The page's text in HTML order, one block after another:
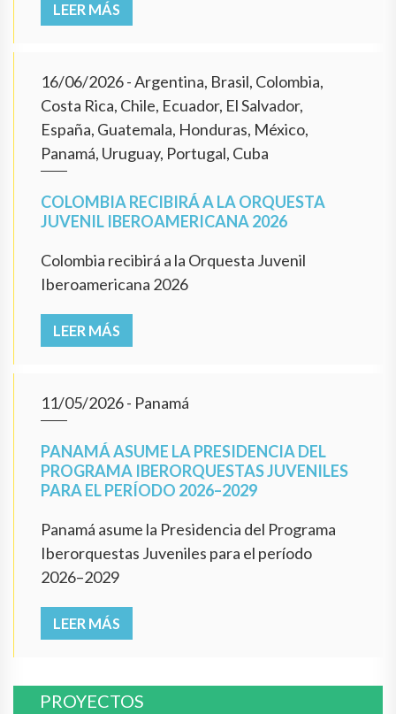
LEER MÁS
16/06/2026- Argentina, Brasil, Colombia,
Costa Rica, Chile, Ecuador, El Salvador,
España, Guatemala, Honduras, México,
Panamá, Uruguay, Portugal, Cuba
COLOMBIA RECIBIRÁ A LA ORQUESTA
JUVENIL IBEROAMERICANA 2026
Colombia recibirá a la Orquesta Juvenil
Iberoamericana 2026
LEER MÁS
11/05/2026- Panamá
PANAMÁ ASUME LA PRESIDENCIA DEL
PROGRAMA IBERORQUESTAS JUVENILES
PARA EL PERÍODO 2026–2029
Panamá asume la Presidencia del Programa
Iberorquestas Juveniles para el período
2026–2029
LEER MÁS
PROYECTOS